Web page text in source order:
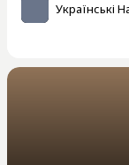
Українські